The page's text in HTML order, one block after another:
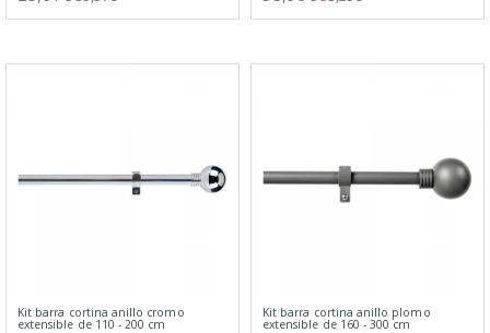
Kit barra cortina anillo cromo
extensible de 110 - 200 cm
Kit barra cortina anillo plomo
extensible de 160 - 300 cm